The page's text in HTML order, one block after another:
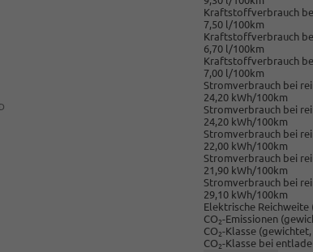
Kraftstoffverbrauch
7,50 l/100km
Kraftstoffverbrauch
6,70 l/100km
Kraftstoffverbrauch
7,00 l/100km
Stromverbrauch bei
24,20 kWh/100km
Stromverbrauch bei
24,20 kWh/100km
Stromverbrauch bei
22,00 kWh/100km
Stromverbrauch bei
21,90 kWh/100km
Stromverbrauch bei
29,10 kWh/100km
Elektrische Reichweite
CO2-Emissionen
CO2-Klasse
CO2-Klasse bei